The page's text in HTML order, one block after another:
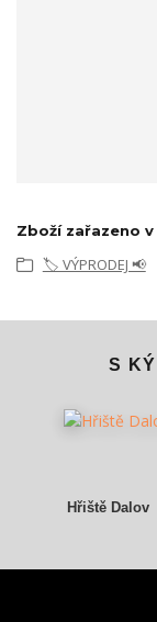
Zboží zařazeno
🏷️ VÝPRODEJ 📢
S
Hřiště Dalov